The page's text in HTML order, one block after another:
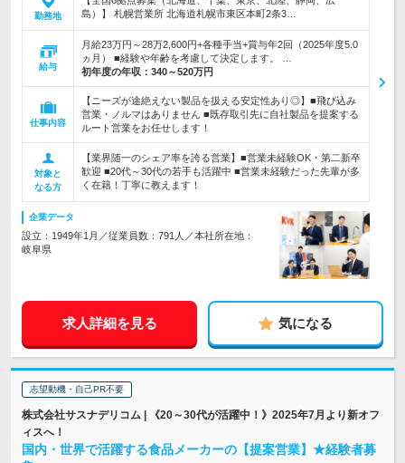
勤務地
島）】 札幌営業所 北海道札幌市東区本町2条3…
給与
月給23万円～28万2,600円+各種手当+賞与年2回（2025年度5.0
ヵ月） ■経験や年齢を考慮して決定します。 …
初年度の年収： 340～520万円
仕事内容
【ニーズが途絶えない製品を扱える安定性あり◎】■飛び込み
営業・ノルマはありません ■既存取引先に自社製品を提案する
ルート営業をお任せします！
対象と
なる方
【業界随一のシェア率を誇る営業】■営業未経験OK・第二新卒
歓迎 ■20代～30代の若手も活躍中 ■営業未経験だった先輩が多
く在籍！丁寧に教えます！
企業データ
設立：1949年1月／従業員数：791人／本社所在地：
岐阜県
求人詳細を見る 気になる
志望動機・自己PR不要
株式会社サスナデリコム | 《20～30代が活躍中！》2025年7月より新オフ
ィスへ！
国内・世界で活躍する食品メーカーの【提案営業】★経験者募